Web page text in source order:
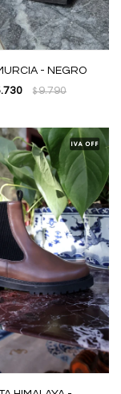
- NEGRO
$9.790